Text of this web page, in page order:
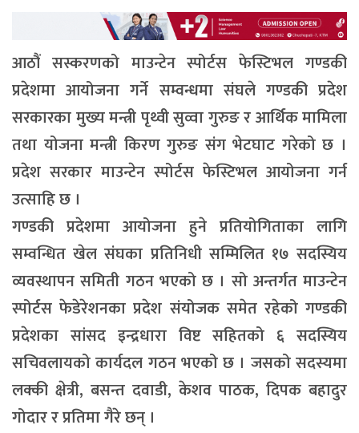
आठौं सस्करणको माउन्टेन स्पोर्टस फेस्टिभल गण्डकी
प्रदेशमा आयोजना गर्ने सम्वन्धमा संघले गण्डकी प्रदेश
सरकारका मुख्य मन्त्री पृथ्वी सुव्वा गुरुङ र आर्थिक मामिला
तथा योजना मन्त्री किरण गुरुङ संग भेटघाट गरेको छ ।
प्रदेश सरकार माउन्टेन स्पोर्टस फेस्टिभल आयोजना गर्न
उत्साहि छ ।
गण्डकी प्रदेशमा आयोजना हुने प्रतियोगिताका लागि
सम्वन्धित खेल संघका प्रतिनिधी सम्मिलित १७ सदस्यिय
व्यवस्थापन समिती गठन भएको छ । सो अन्तर्गत माउन्टेन
स्पोर्टस फेडेरेशनका प्रदेश संयोजक समेत रहेको गण्डकी
प्रदेशका सांसद इन्द्रधारा विष्ट सहितको ६ सदस्यिय
सचिवलायको कार्यदल गठन भएको छ । जसको सदस्यमा
लक्की क्षेत्री, बसन्त दवाडी, केशव पाठक, दिपक बहादुर
गोदार र प्रतिमा गैरे छन् ।